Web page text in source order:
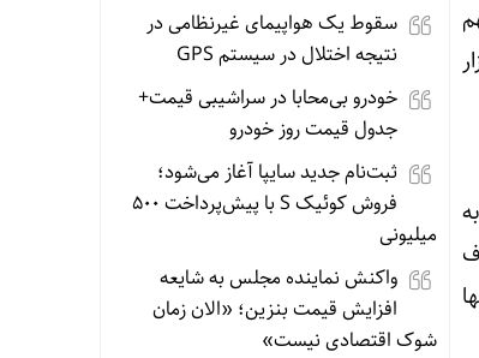
سهم
به
سقوط یک هواپیمای غیرنظامی در
نتیجه اختلال در سیستم‌ GPS
خودرو بی‌محابا در سراشیبی قیمت+
جدول قیمت روز خودرو
ثبت‌نام جدید سایپا آغاز می‌شود؛
فروش کوئیک S با پیش‌پرداخت ۵۰۰
میلیونی
واکنش نماینده مجلس به شایعه
افزایش قیمت بنزین؛ «الان زمان
شوک اقتصادی نیست»